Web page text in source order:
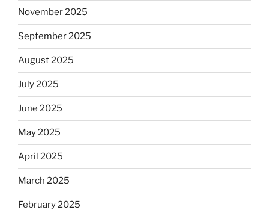
November 2025
September 2025
August 2025
July 2025
June 2025
May 2025
April 2025
March 2025
February 2025